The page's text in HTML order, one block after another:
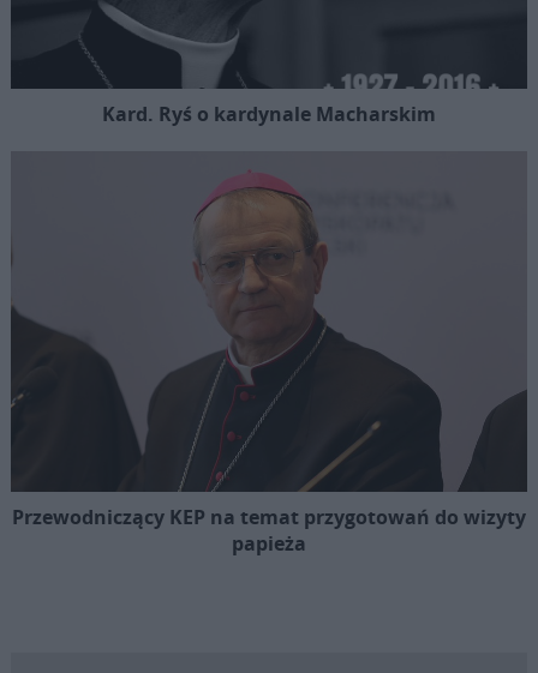
Kard. Ryś o kardynale Macharskim
Przewodniczący KEP na temat przygotowań do wizyty
papieża